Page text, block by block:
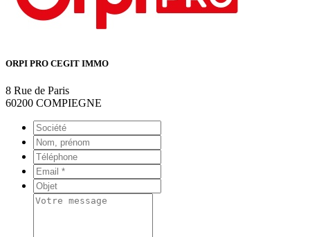
ORPI PRO CEGIT IMMO
8 Rue de Paris
60200 COMPIEGNE